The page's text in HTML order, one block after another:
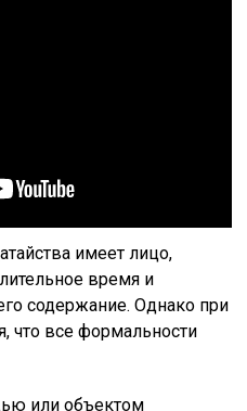
имеет лицо,
время и
содержание. Однако при
что все формальности
или объектом